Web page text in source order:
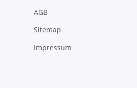
AGB
Sitemap
Impressum